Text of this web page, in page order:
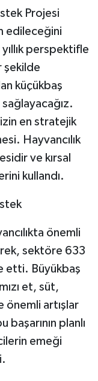
Projesi
edileceğini
perspektifle
şekilde
küçükbaş
sağlayacağız.
en stratejik
Hayvancılık
ve kırsal
kullandı.
önemli
sektöre 633
etti. Büyükbaş
et, süt,
önemli artışlar
başarının planlı
emeği